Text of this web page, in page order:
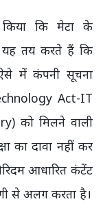
किया कि मेटा के
यह तय करते हैं कि
में कंपनी सूचना
Act-IT
को मिलने वाली
का दावा नहीं कर
आधारित कंटेंट
से अलग करता है।